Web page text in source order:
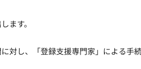
ます。
対し、「登録支援専門家」による手